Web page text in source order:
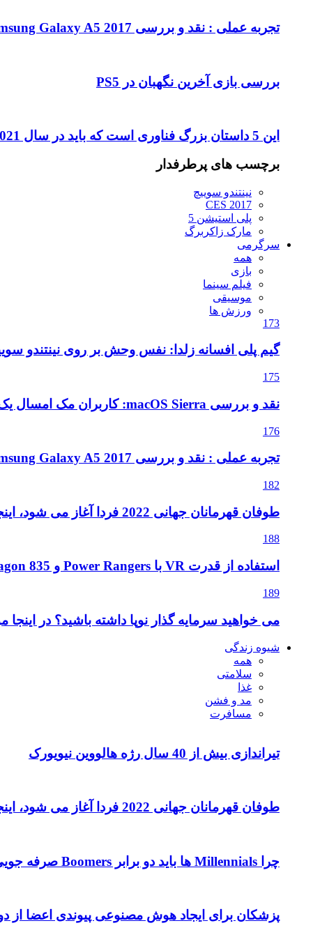
تجربه عملی : نقد و بررسی Samsung Galaxy A5 2017
بررسی بازی آخرین نگهبان در PS5
این 5 داستان بزرگ فناوری است که باید در سال 2021 تماشا کنید
برچسب های پرطرفدار
نینتندو سوییچ
CES 2017
پلی استیشن 5
مارک زاکربرگ
سرگرمی
همه
بازی
فیلم سینما
موسیقی
ورزش ها
173
گیم پلی افسانه زلدا: نفس وحش بر روی نینتندو
175
نقد و بررسی macOS Sierra: کاربران مک امسال یک به روزرسانی متوسط را دریافت می کنند
176
تجربه عملی : نقد و بررسی Samsung Galaxy A5 2017
182
طوفان قهرمانان جهانی 2022 فردا آغاز می شود، اینجا آنچه که باید بدانید
188
استفاده از قدرت VR با Power Rangers و Snapdragon 835
189
می خواهید سرمایه گذار نوپا داشته باشید؟ در اینجا
شیوه زندگی
همه
سلامتی
غذا
مد و فشن
مسافرت
تیراندازی بیش از 40 سال رژه هالووین نیویورک
طوفان قهرمانان جهانی 2022 فردا آغاز می شود، اینجا آنچه که باید بدانید
چرا Millennials ها باید دو برابر Boomers صرفه جویی کنند
پزشکان برای ایجاد هوش مصنوعی پیوندی اعضا از